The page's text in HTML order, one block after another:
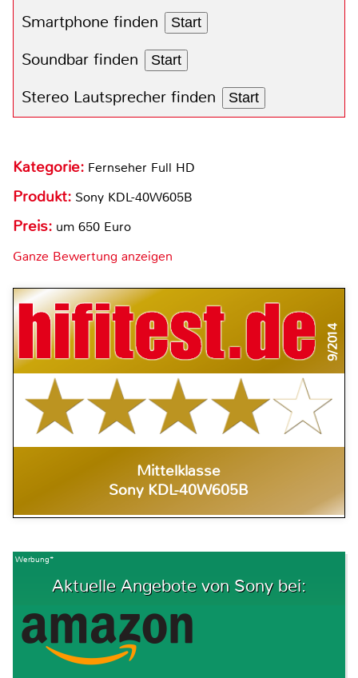
Smartphone finden Start
Soundbar finden Start
Stereo Lautsprecher finden Start
Kategorie: Fernseher Full HD
Produkt: Sony KDL-40W605B
Preis: um 650 Euro
Ganze Bewertung anzeigen
9/2014
Mittelklasse
Sony KDL-40W605B
Werbung*
Aktuelle Angebote von Sony bei: